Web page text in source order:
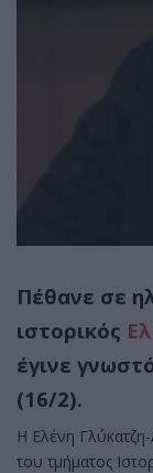
Πέθανε σε
ιστορικός
έγινε
(16/2).
Η Ελένη
του τμήματος